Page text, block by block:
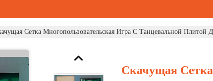
Сетка Многопользовательская Игра С Танцевальной Плитой
Скачущая